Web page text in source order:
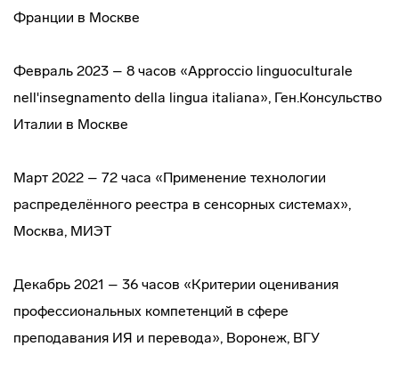
Франции в Москве
Февраль 2023 – 8 часов «Approccio linguoculturale
nell'insegnamento della lingua italiana», Ген.Консульство
Италии в Москве
Март 2022 – 72 часа «Применение технологии
распределённого реестра в сенсорных системах»,
Москва, МИЭТ
Декабрь 2021 – 36 часов «Критерии оценивания
профессиональных компетенций в сфере
преподавания ИЯ и перевода», Воронеж, ВГУ